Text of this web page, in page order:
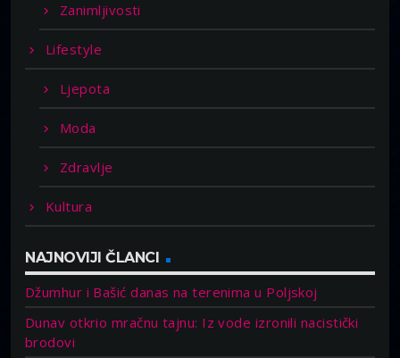
Zanimljivosti
Lifestyle
Ljepota
Moda
Zdravlje
Kultura
NAJNOVIJI ČLANCI
Džumhur i Bašić danas na terenima u Poljskoj
Dunav otkrio mračnu tajnu: Iz vode izronili nacistički
brodovi